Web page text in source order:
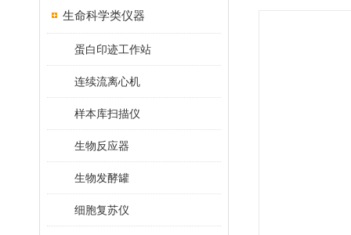
生命科学类仪器
蛋白印迹工作站
连续流离心机
样本库扫描仪
生物反应器
生物发酵罐
细胞复苏仪